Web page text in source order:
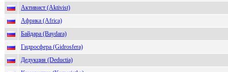
Активист (Aktivist)
Африка (Africa)
Байдара (Baydara)
Гидросфера (Gidrosfera)
Дедукция (Deductia)